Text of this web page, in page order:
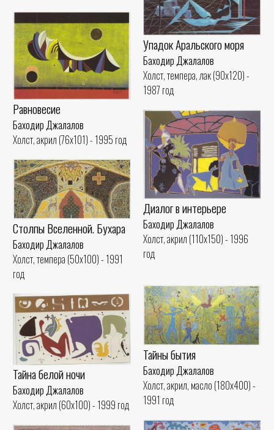
Упадок Аральского моря
Баходир Джалалов
Холст, темпера, лак (90x120) -
1987 год
Равновесие
Баходир Джалалов
Холст, акрил (76x101) - 1995 год
Диалог в интерьере
Баходир Джалалов
Холст, акрил (110x150) - 1996
год
Столпы Вселенной. Бухара
Баходир Джалалов
Холст, темпера (50x100) - 1991
год
Тайны бытия
Баходир Джалалов
Холст, акрил, масло (180x400) -
1991 год
Тайна белой ночи
Баходир Джалалов
Холст, акрил (60x100) - 1999 год